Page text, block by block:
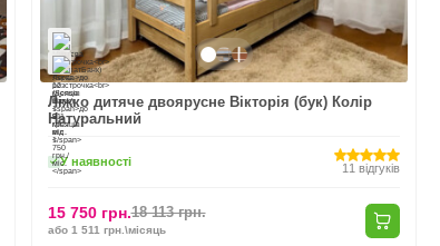
Ліжко дитяче двоярусне Вікторія (бук) Колір
Натуральний
У наявності 11 відгуків
18 113 грн.
15 750 грн.
або 1 511 грн.\місяць